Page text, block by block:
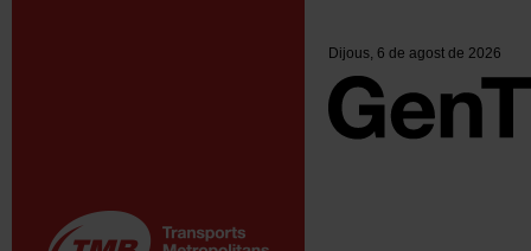
Dijous, 6 de agost de 2026